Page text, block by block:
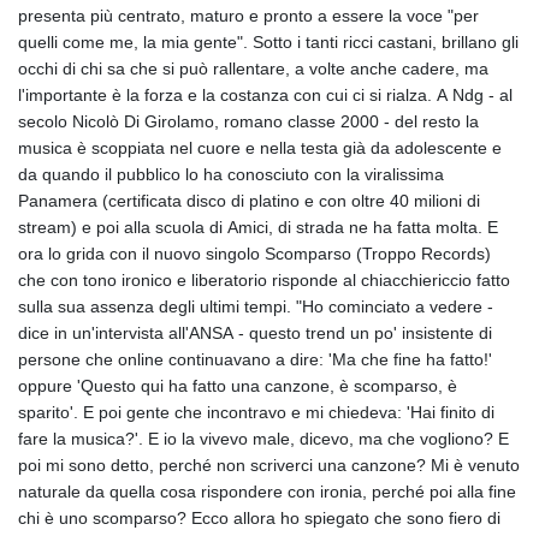
presenta più centrato, maturo e pronto a essere la voce "per
quelli come me, la mia gente". Sotto i tanti ricci castani, brillano gli
occhi di chi sa che si può rallentare, a volte anche cadere, ma
l'importante è la forza e la costanza con cui ci si rialza. A Ndg - al
secolo Nicolò Di Girolamo, romano classe 2000 - del resto la
musica è scoppiata nel cuore e nella testa già da adolescente e
da quando il pubblico lo ha conosciuto con la viralissima
Panamera (certificata disco di platino e con oltre 40 milioni di
stream) e poi alla scuola di Amici, di strada ne ha fatta molta. E
ora lo grida con il nuovo singolo Scomparso (Troppo Records)
che con tono ironico e liberatorio risponde al chiacchiericcio fatto
sulla sua assenza degli ultimi tempi. "Ho cominciato a vedere -
dice in un'intervista all'ANSA - questo trend un po' insistente di
persone che online continuavano a dire: 'Ma che fine ha fatto!'
oppure 'Questo qui ha fatto una canzone, è scomparso, è
sparito'. E poi gente che incontravo e mi chiedeva: 'Hai finito di
fare la musica?'. E io la vivevo male, dicevo, ma che vogliono? E
poi mi sono detto, perché non scriverci una canzone? Mi è venuto
naturale da quella cosa rispondere con ironia, perché poi alla fine
chi è uno scomparso? Ecco allora ho spiegato che sono fiero di